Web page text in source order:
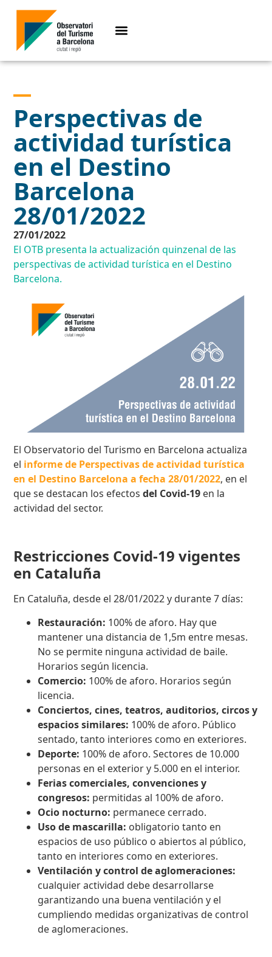
Perspectivas de
actividad turística
en el Destino
Barcelona
28/01/2022
27/01/2022
El OTB presenta la actualización quinzenal de las
perspectivas de actividad turística en el Destino
Barcelona.
El Observatorio del Turismo en Barcelona actualiza
el informe de Perspectivas de actividad turística
en el Destino Barcelona a fecha 28/01/2022, en el
que se destacan los efectosdel Covid-19 en la
actividad del sector.
Restricciones Covid-19 vigentes
en Cataluña
En Cataluña, desde el 28/01/2022 y durante 7 días:
Restauración: 100% de aforo. Hay que
mantener una distancia de 1,5m entre mesas.
No se permite ninguna actividad de baile.
Horarios según licencia.
Comercio: 100% de aforo. Horarios según
licencia.
Conciertos, cines, teatros, auditorios, circos y
espacios similares: 100% de aforo. Público
sentado, tanto interiores como en exteriores.
Deporte: 100% de aforo. Sectores de 10.000
personas en el exterior y 5.000 en el interior.
Ferias comerciales, convenciones y
congresos: permitidas al 100% de aforo.
Ocio nocturno: permanece cerrado.
Uso de mascarilla: obligatorio tanto en
espacios de uso público o abiertos al público,
tanto en interiores como en exteriores.
Ventilación y control de aglomeraciones:
cualquier actividad debe desarrollarse
garantizando una buena ventilación y el
cumpliendo medidas organizativas de control
de aglomeraciones.